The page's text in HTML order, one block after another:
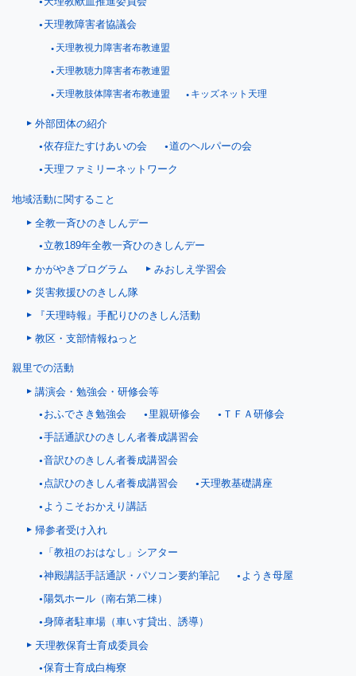
天理教障害者協議会
天理教視力障害者布教連盟
天理教聴力障害者布教連盟
天理教肢体障害者布教連盟 キッズネット天理
外部団体の紹介
依存症たすけあいの会 道のヘルパーの会
天理ファミリーネットワーク
地域活動に関すること
全教一斉ひのきしんデー
立教189年全教一斉ひのきしんデー
かがやきプログラム
みおしえ学習会
災害救援ひのきしん隊
『天理時報』手配りひのきしん活動
教区・支部情報ねっと
親里での活動
講演会・勉強会・研修会等
おふでさき勉強会 里親研修会 ＴＦＡ研修会
手話通訳ひのきしん者養成講習会
音訳ひのきしん者養成講習会
点訳ひのきしん者養成講習会 天理教基礎講座
ようこそおかえり講話
帰参者受け入れ
「教祖のおはなし」シアター
神殿講話手話通訳・パソコン要約筆記 ようき母屋
陽気ホール（南右第二棟）
身障者駐車場（車いす貸出、誘導）
天理教保育士育成委員会
保育士育成白梅寮